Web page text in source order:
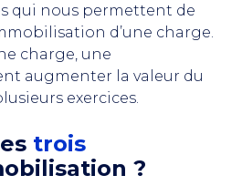
qui nous permettent de
d’une charge.
charge, une
augmenter la valeur du
exercices.
trois
?